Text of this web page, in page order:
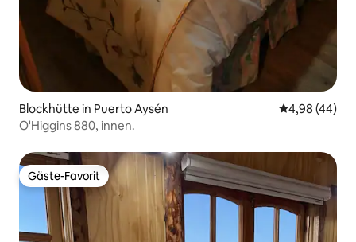
Blockhütte in Puerto Aysén
4,98 (44)
O'Higgins 880, innen.
Gäste-Favorit
Gäste-Favorit